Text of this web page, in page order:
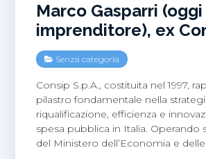
Marco Gasparri (oggi
imprenditore), ex
Senza categoria
Consip S.p.A., costituita nel 1997,
pilastro fondamentale nella
riqualificazione, efficienza e
spesa pubblica in Italia. Operando
del Ministero dell’Economia e